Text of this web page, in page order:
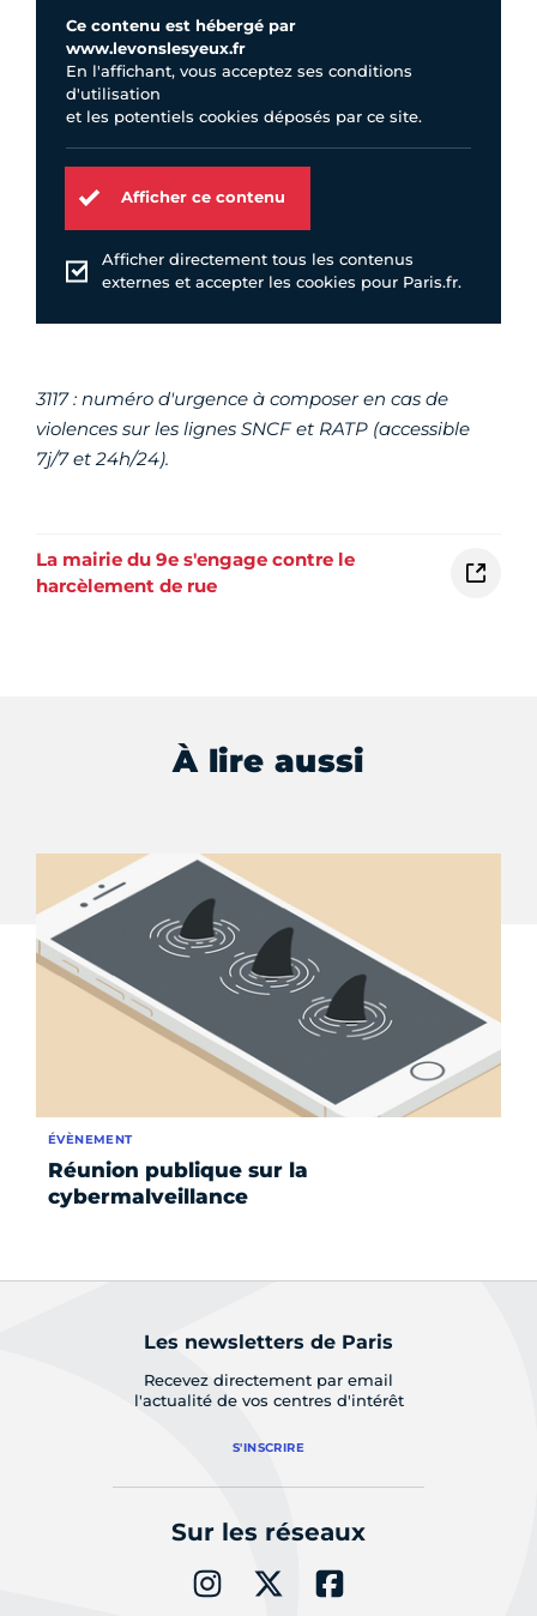
Ce contenu est hébergé par
www.levonslesyeux.fr
En l'affichant, vous acceptez ses conditions
d'utilisation
et les potentiels cookies déposés par ce site.
Afficher ce contenu
Afficher directement tous les contenus
externes et accepter les cookies pour Paris.fr.
3117 : numéro d'urgence à composer en cas de
violences sur les lignes SNCF et RATP (accessible
7j/7 et 24h/24).
La mairie du 9e s'engage contre le
harcèlement de rue
À lire aussi
Réunion publique sur la
cybermalveillance
ÉVÈNEMENT
Les newsletters de Paris
Recevez directement par email
l'actualité de vos centres d'intérêt
S'INSCRIRE
Sur les réseaux